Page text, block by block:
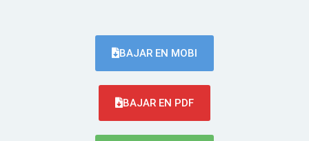
BAJAR EN MOBI
BAJAR EN PDF